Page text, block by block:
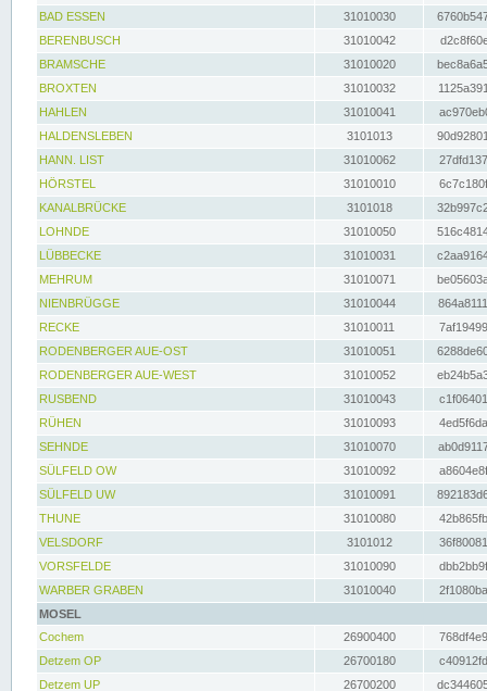
BAD ESSEN
31010030
BERENBUSCH
31010042
BRAMSCHE
31010020
BROXTEN
31010032
HAHLEN
31010041
HALDENSLEBEN
3101013
HANN. LIST
31010062
HÖRSTEL
31010010
KANALBRÜCKE
3101018
LOHNDE
31010050
LÜBBECKE
31010031
MEHRUM
31010071
NIENBRÜGGE
31010044
RECKE
31010011
RODENBERGER AUE-OST
31010051
RODENBERGER AUE-WEST
31010052
RUSBEND
31010043
RÜHEN
31010093
SEHNDE
31010070
SÜLFELD OW
31010092
SÜLFELD UW
31010091
THUNE
31010080
VELSDORF
3101012
VORSFELDE
31010090
WARBER GRABEN
31010040
MOSEL
Cochem
26900400
Detzem OP
26700180
Detzem UP
26700200